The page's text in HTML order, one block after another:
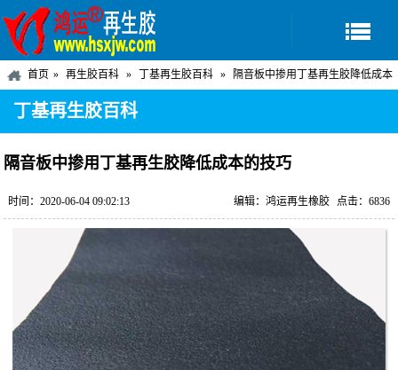
首页 再生胶百科 丁基再生胶百科 隔音板中掺用丁基再生胶降低成本
的技巧
丁基再生胶百科
隔音板中掺用丁基再生胶降低成本的技巧
时间：2020-06-04 09:02:13 点击：6836
编辑：鸿运再生橡胶